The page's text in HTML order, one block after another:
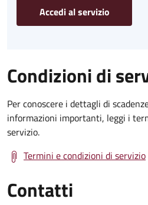
Accedi al servizio
Condizioni di
Per conoscere i dettagli di
informazioni importanti, leggi i
servizio.
Termini e condizioni di servizio
Contatti